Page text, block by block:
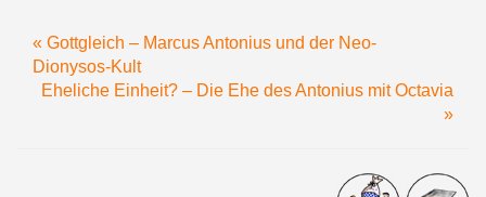
« Gottgleich – Marcus Antonius und der Neo-
Dionysos-Kult
Eheliche Einheit? – Die Ehe des Antonius mit Octavia
»